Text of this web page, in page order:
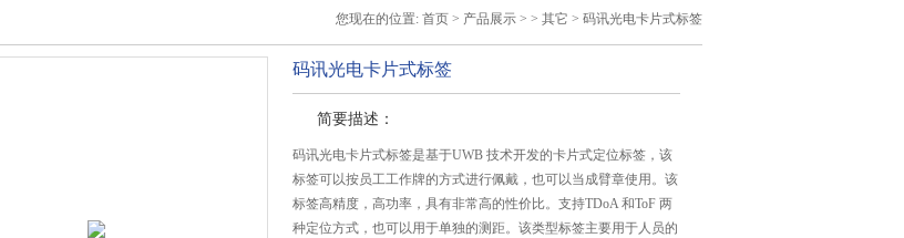
您现在的位置: 首页 > 产品展示 > > 其它 > 码讯光电卡片式标签
码讯光电卡片式标签
简要描述：
码讯光电卡片式标签是基于UWB 技术开发的卡片式定位标签，该
标签可以按员工工作牌的方式进行佩戴，也可以当成臂章使用。该
标签高精度，高功率，具有非常高的性价比。支持TDoA 和ToF 两
种定位方式，也可以用于单独的测距。该类型标签主要用于人员的